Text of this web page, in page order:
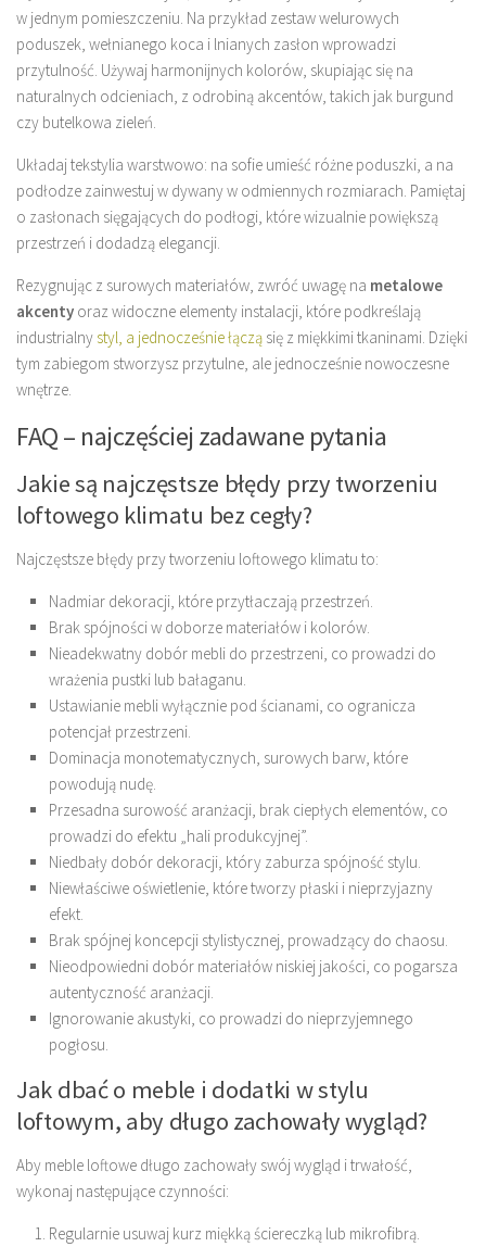
w jednym pomieszczeniu. Na przykład zestaw welurowych
poduszek, wełnianego koca i lnianych zasłon wprowadzi
przytulność. Używaj harmonijnych kolorów, skupiając się na
naturalnych odcieniach, z odrobiną akcentów, takich jak burgund
czy butelkowa zieleń.
Układaj tekstylia warstwowo: na sofie umieść różne poduszki, a na
podłodze zainwestuj w dywany w odmiennych rozmiarach. Pamiętaj
o zasłonach sięgających do podłogi, które wizualnie powiększą
przestrzeń i dodadzą elegancji.
Rezygnując z surowych materiałów, zwróć uwagę na metalowe
akcenty oraz widoczne elementy instalacji, które podkreślają
industrialny styl, a jednocześnie łączą się z miękkimi tkaninami. Dzięki
tym zabiegom stworzysz przytulne, ale jednocześnie nowoczesne
wnętrze.
FAQ – najczęściej zadawane pytania
Jakie są najczęstsze błędy przy tworzeniu
loftowego klimatu bez cegły?
Najczęstsze błędy przy tworzeniu loftowego klimatu to:
Nadmiar dekoracji, które przytłaczają przestrzeń.
Brak spójności w doborze materiałów i kolorów.
Nieadekwatny dobór mebli do przestrzeni, co prowadzi do
wrażenia pustki lub bałaganu.
Ustawianie mebli wyłącznie pod ścianami, co ogranicza
potencjał przestrzeni.
Dominacja monotematycznych, surowych barw, które
powodują nudę.
Przesadna surowość aranżacji, brak ciepłych elementów, co
prowadzi do efektu „hali produkcyjnej”.
Niedbały dobór dekoracji, który zaburza spójność stylu.
Niewłaściwe oświetlenie, które tworzy płaski i nieprzyjazny
efekt.
Brak spójnej koncepcji stylistycznej, prowadzący do chaosu.
Nieodpowiedni dobór materiałów niskiej jakości, co pogarsza
autentyczność aranżacji.
Ignorowanie akustyki, co prowadzi do nieprzyjemnego
pogłosu.
Jak dbać o meble i dodatki w stylu
loftowym, aby długo zachowały wygląd?
Aby meble loftowe długo zachowały swój wygląd i trwałość,
wykonaj następujące czynności:
Regularnie usuwaj kurz miękką ściereczką lub mikrofibrą.